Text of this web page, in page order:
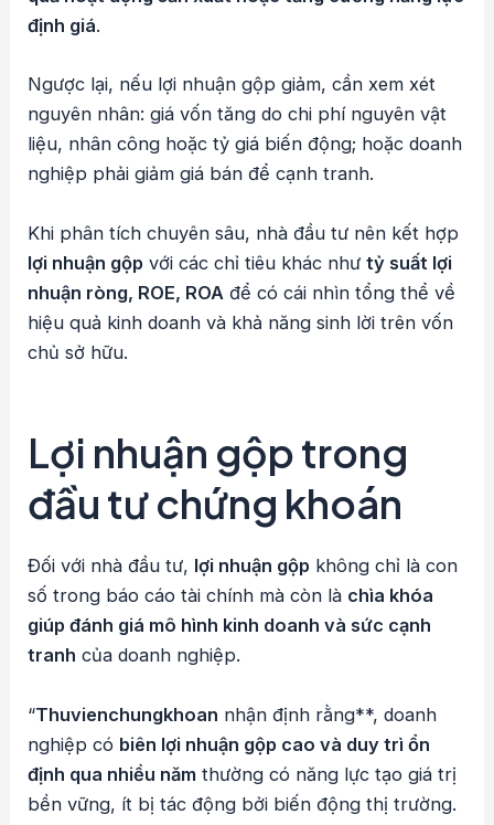
định giá.
Ngược lại, nếu lợi nhuận gộp giảm, cần xem xét
nguyên nhân: giá vốn tăng do chi phí nguyên vật
liệu, nhân công hoặc tỷ giá biến động; hoặc doanh
nghiệp phải giảm giá bán để cạnh tranh.
Khi phân tích chuyên sâu, nhà đầu tư nên kết hợp
lợi nhuận gộp với các chỉ tiêu khác nhưtỷ suất lợi
nhuận ròng, ROE, ROA để có cái nhìn tổng thể về
hiệu quả kinh doanh và khả năng sinh lời trên vốn
chủ sở hữu.
Lợi nhuận gộp trong
đầu tư chứng khoán
Đối với nhà đầu tư, lợi nhuận gộp không chỉ là con
số trong báo cáo tài chính mà còn là chìa khóa
giúp đánh giá mô hình kinh doanh và sức cạnh
tranh của doanh nghiệp.
“Thuvienchungkhoan nhận định rằng**, doanh
nghiệp có biên lợi nhuận gộp cao và duy trì ổn
định qua nhiều năm thường có năng lực tạo giá trị
bền vững, ít bị tác động bởi biến động thị trường.